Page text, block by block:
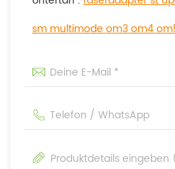
sm multimode om3 om4